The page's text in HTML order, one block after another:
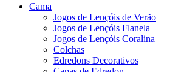
Cama
Jogos de Lençóis de Verão
Jogos de Lençóis Flanela
Jogos de Lençóis Coralina
Colchas
Edredons Decorativos